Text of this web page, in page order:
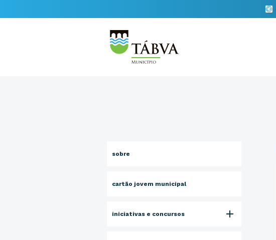
sobre
cartão jovem municipal
iniciativas e concursos